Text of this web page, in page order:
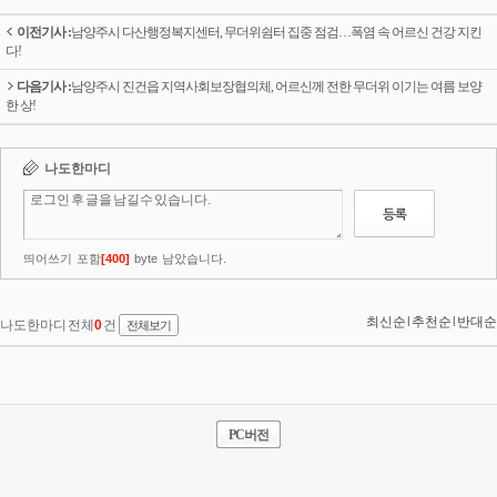
이전기사 :남양주시 다산행정복지센터, 무더위쉼터 집중 점검…폭염 속 어르신 건강 지킨
다!
다음기사 :남양주시 진건읍 지역사회보장협의체, 어르신께 전한 무더위 이기는 여름 보양
한 상!
PC버전